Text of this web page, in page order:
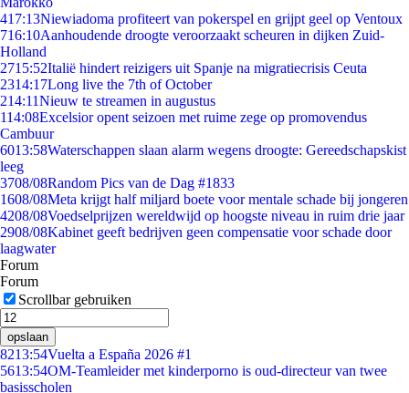
417:13Niewiadoma profiteert van pokerspel en grijpt geel op Ventoux
716:10Aanhoudende droogte veroorzaakt scheuren in dijken Zuid-
Holland
2715:52Italië hindert reizigers uit Spanje na migratiecrisis Ceuta
2314:17Long live the 7th of October
214:11Nieuw te streamen in augustus
114:08Excelsior opent seizoen met ruime zege op promovendus
Cambuur
6013:58Waterschappen slaan alarm wegens droogte: Gereedschapskist
leeg
3708/08Random Pics van de Dag #1833
1608/08Meta krijgt half miljard boete voor mentale schade bij jongeren
4208/08Voedselprijzen wereldwijd op hoogste niveau in ruim drie jaar
2908/08Kabinet geeft bedrijven geen compensatie voor schade door
laagwater
Forum
Forum
Scrollbar gebruiken
opslaan
8213:54Vuelta a España 2026 #1
5613:54OM-Teamleider met kinderporno is oud-directeur van twee
basisscholen